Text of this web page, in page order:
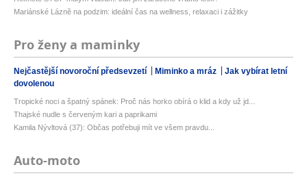
Mariánské Lázně na podzim: ideální čas na wellness, relaxaci i zážitky
Pro ženy a maminky
Nejčastější novoroční předsevzetí Miminko a mráz
Jak vybírat letní
dovolenou
Tropické noci a špatný spánek: Proč nás horko obírá o klid a kdy už jd...
Thajské nudle s červeným kari a paprikami
Kamila Nývltová (37): Občas potřebuji mít ve všem pravdu...
Auto-moto